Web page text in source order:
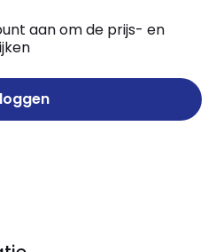
aan om de prijs- en